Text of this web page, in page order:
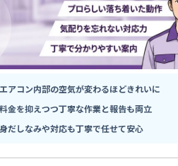
アコン内部の空気が変わるほどきれいに
金を抑えつつ丁寧な作業と報告も両立
だしなみや対応も丁寧で任せて安心